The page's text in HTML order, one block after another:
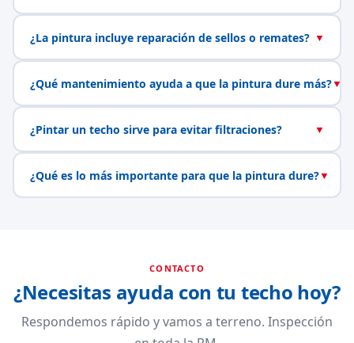
¿La pintura incluye reparación de sellos o remates? ▼
¿Qué mantenimiento ayuda a que la pintura dure más?▼
¿Pintar un techo sirve para evitar filtraciones? ▼
¿Qué es lo más importante para que la pintura dure?▼
CONTACTO
¿Necesitas ayuda con tu techo hoy?
Respondemos rápido y vamos a terreno. Inspección